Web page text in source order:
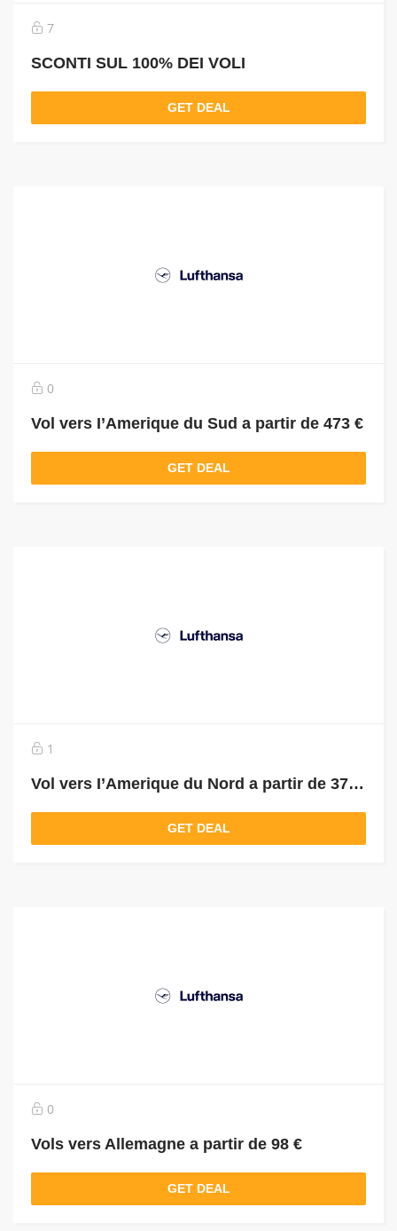
7
SCONTI SUL 100% DEI VOLI
GET DEAL
0
Vol vers I’Amerique du Sud a partir de 473 €
GET DEAL
1
Vol vers I’Amerique du Nord a partir de 374 €
GET DEAL
0
Vols vers Allemagne a partir de 98 €
GET DEAL